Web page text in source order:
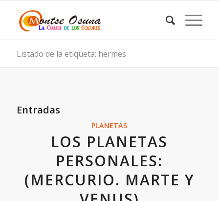
Listado de la etiqueta: hermes
Entradas
PLANETAS
LOS PLANETAS
PERSONALES:
(MERCURIO. MARTE Y